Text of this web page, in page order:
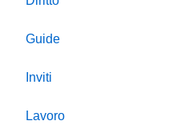
Guide
Inviti
Lavoro